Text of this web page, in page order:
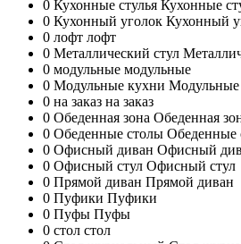
0 Кухонные стулья Кухонные
0 Кухонный уголок Кухонный
0 лофт лофт
0 Металлический стул
0 модульные модульные
0 Модульные кухни Модульные
0 на заказ на заказ
0 Обеденная зона Обеденная
0 Обеденные столы Обеденные
0 Офисный диван Офисный
0 Офисный стул Офисный стул
0 Прямой диван Прямой диван
0 Пуфики Пуфики
0 Пуфы Пуфы
0 стол стол